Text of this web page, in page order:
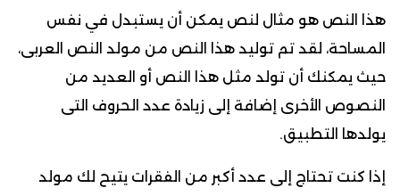
هذا النص هو مثال لنص يمكن أن يستبدل في نفس
المساحة، لقد تم توليد هذا النص من مولد النص العربى،
حيث يمكنك أن تولد مثل هذا النص أو العديد من
النصوص الأخرى إضافة إلى زيادة عدد الحروف التى
يولدها التطبيق.
إذا كنت تحتاج إلى عدد أكبر من الفقرات يتيح لك مولد